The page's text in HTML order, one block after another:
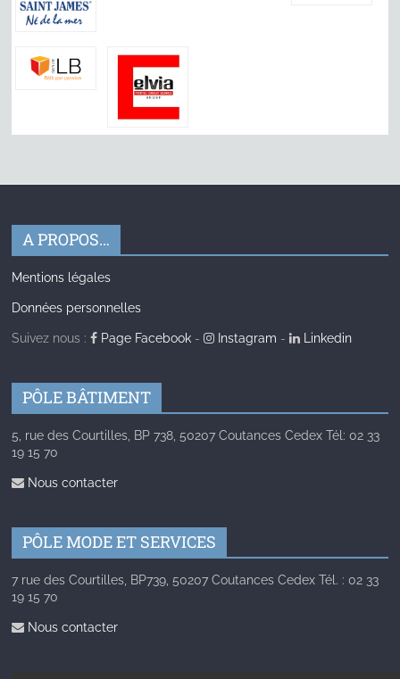
A PROPOS…
Mentions légales
Données personnelles
Suivez nous : Page Facebook - Instagram - Linkedin
PÔLE BÂTIMENT
5, rue des Courtilles, BP 738, 50207 Coutances Cedex Tél: 02 33
19 15 70
Nous contacter
PÔLE MODE ET SERVICES
7 rue des Courtilles, BP739, 50207 Coutances Cedex Tél. : 02 33
19 15 70
Nous contacter